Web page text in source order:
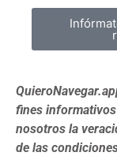
fines
nosotros la
de las